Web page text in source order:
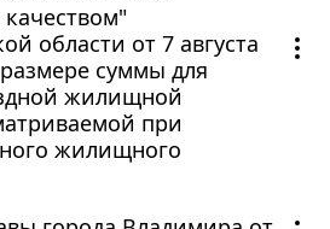
области от 7 августа
суммы для
жилищной
при
жилищного